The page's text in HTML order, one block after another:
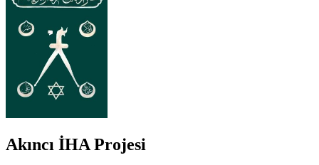
Akıncı İHA Projesi